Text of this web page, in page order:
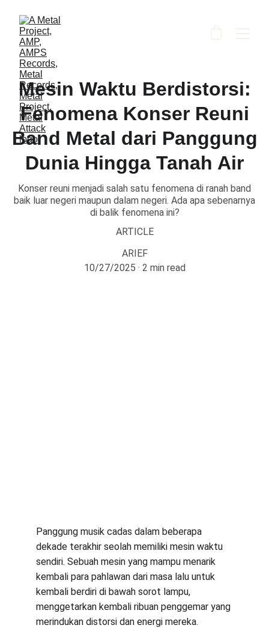
Mesin Waktu Berdistorsi:
Fenomena Konser Reuni
Band Metal dari Panggung
Dunia Hingga Tanah Air
Konser reuni menjadi salah satu fenomena di ranah band
baik luar negeri maupun dalam negeri. Ada apa sebenarnya
di balik fenomena ini?
ARTICLE
ARIEF
10/27/2025
2 min read
Panggung musik cadas dalam beberapa
dekade terakhir seolah memiliki mesin waktu
sendiri. Sebuah mesin yang mampu menarik
kembali para pahlawan dari masa lalu untuk
kembali berdiri di bawah sorot lampu,
menggetarkan kembali ribuan penggemar yang
merindukan distorsi dan energi mereka.